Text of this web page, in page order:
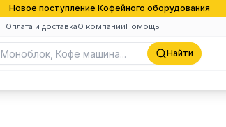
Новое поступление Кофейного оборудования
Оплата и доставкаО компанииПомощь
Найти